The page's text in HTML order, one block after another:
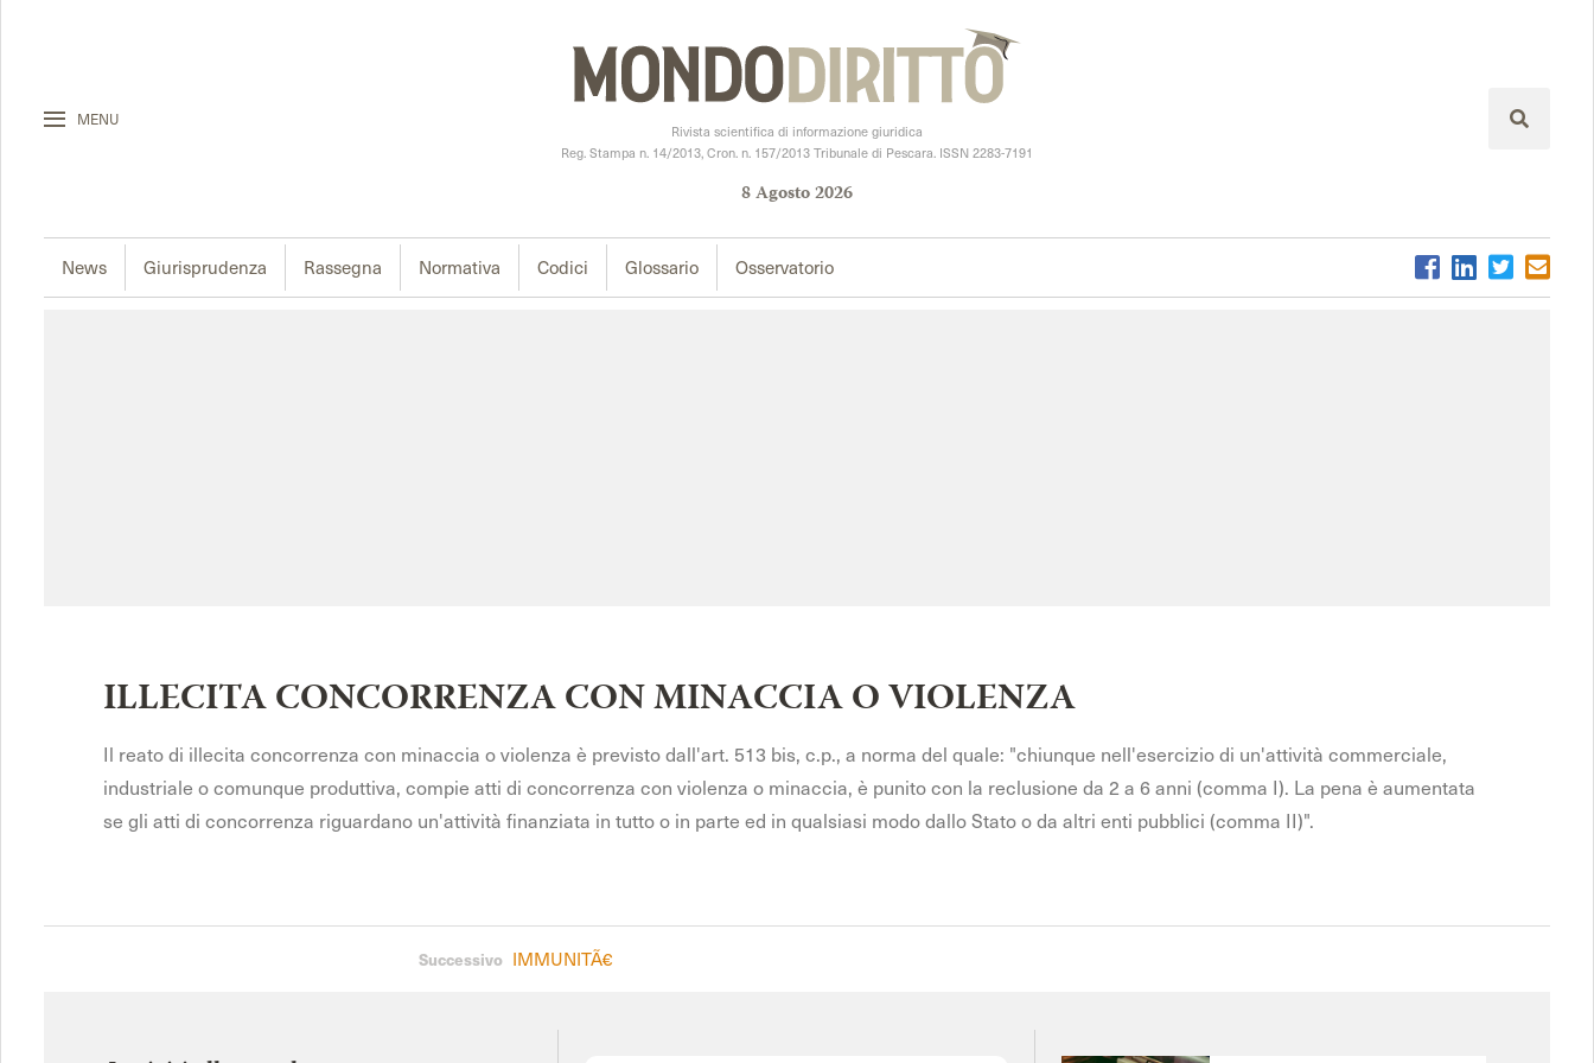
MENU
Rivista scientifica di informazione giuridica
Reg. Stampa n. 14/2013, Cron. n. 157/2013 Tribunale di Pescara. ISSN 2283-7191
8Agosto2026
News Giurisprudenza Rassegna Normativa Codici Glossario Osservatorio
ILLECITA CONCORRENZA CON MINACCIA O VIOLENZA
Il reato di illecita concorrenza con minaccia o violenza è previsto dall'art. 513 bis, c.p., a norma del quale: "chiunque nell'esercizio di un'attività commerciale,
industriale o comunque produttiva, compie atti di concorrenza con violenza o minaccia, è punito con la reclusione da 2 a 6 anni (comma I). La pena è aumentata
se gli atti di concorrenza riguardano un'attività finanziata in tutto o in parte ed in qualsiasi modo dallo Stato o da altri enti pubblici (comma II)".
Successivo IMMUNITÃ€